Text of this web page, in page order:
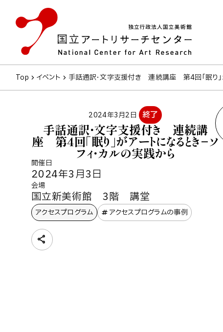
Top イベント 手話通訳・文字支援付き 連続講座 第4回「眠り」
2024年3月2日 終了
手話通訳・文字支援付き 連続講
座 第4回「眠り」がアートになるとき−ソ
フィ・カルの実践から
開催日
2024年3月3日
会場
国立新美術館 3階 講堂
アクセスプログラム アクセスプログラムの事例